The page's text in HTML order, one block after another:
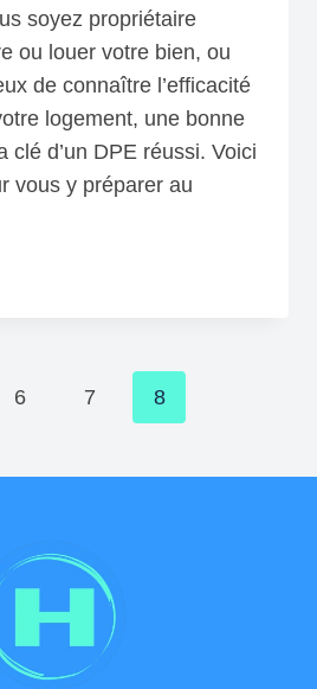
soyez propriétaire
ou louer votre bien, ou
de connaître l’efficacité
logement, une bonne
clé d’un DPE réussi. Voici
vous y préparer au
6 7 8